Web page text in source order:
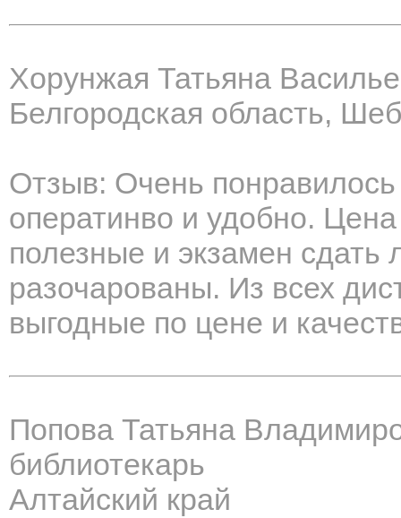
Хорунжая Татьяна
Белгородская область,
Отзыв: Очень понравилось
оператинво и удобно.
полезные и экзамен сдать
разочарованы. Из всех
выгодные по цене и
Попова Татьяна
библиотекарь
Алтайский край